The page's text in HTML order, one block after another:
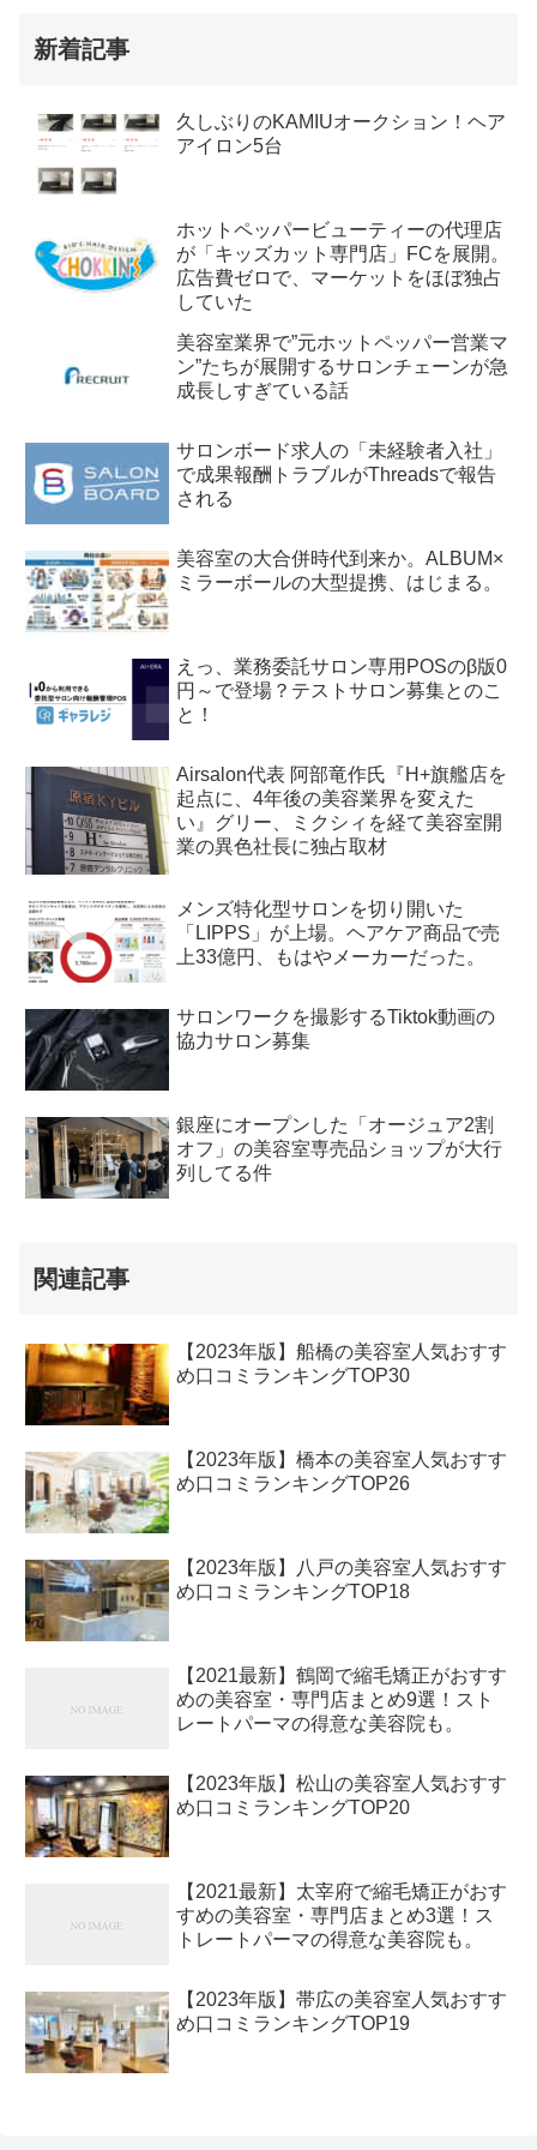
新着記事
久しぶりのKAMIUオークション！ヘア
アイロン5台
ホットペッパービューティーの代理店
が「キッズカット専門店」FCを展開。
広告費ゼロで、マーケットをほぼ独占
していた
美容室業界で”元ホットペッパー営業マ
ン”たちが展開するサロンチェーンが急
成長しすぎている話
サロンボード求人の「未経験者入社」
で成果報酬トラブルがThreadsで報告
される
美容室の大合併時代到来か。ALBUM×
ミラーボールの大型提携、はじまる。
えっ、業務委託サロン専用POSのβ版0
円～で登場？テストサロン募集とのこ
と！
Airsalon代表 阿部竜作氏『H+旗艦店を
起点に、4年後の美容業界を変えた
い』グリー、ミクシィを経て美容室開
業の異色社長に独占取材
メンズ特化型サロンを切り開いた
「LIPPS」が上場。ヘアケア商品で売
上33億円、もはやメーカーだった。
サロンワークを撮影するTiktok動画の
協力サロン募集
銀座にオープンした「オージュア2割
オフ」の美容室専売品ショップが大行
列してる件
関連記事
【2023年版】船橋の美容室人気おすす
め口コミランキングTOP30
【2023年版】橋本の美容室人気おすす
め口コミランキングTOP26
【2023年版】八戸の美容室人気おすす
め口コミランキングTOP18
【2021最新】鶴岡で縮毛矯正がおすす
めの美容室・専門店まとめ9選！スト
レートパーマの得意な美容院も。
【2023年版】松山の美容室人気おすす
め口コミランキングTOP20
【2021最新】太宰府で縮毛矯正がおす
すめの美容室・専門店まとめ3選！ス
トレートパーマの得意な美容院も。
【2023年版】帯広の美容室人気おすす
め口コミランキングTOP19